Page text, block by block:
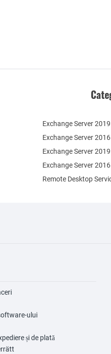
Exchange Server 2019
Exchange Server 2016
Remote Desktop
Exchange Server
Exchange Server
ului
și de plată